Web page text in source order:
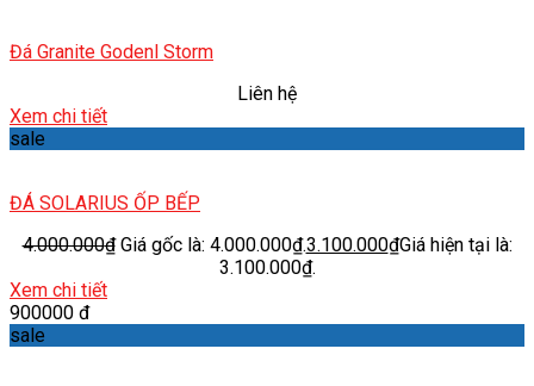
Đá Granite Godenl Storm
Liên hệ
Xem chi tiết
sale
ĐÁ SOLARIUS ỐP BẾP
4.000.000₫ Giá gốc là: 4.000.000₫.3.100.000₫Giá hiện tại là:
3.100.000₫.
Xem chi tiết
900000 đ
sale